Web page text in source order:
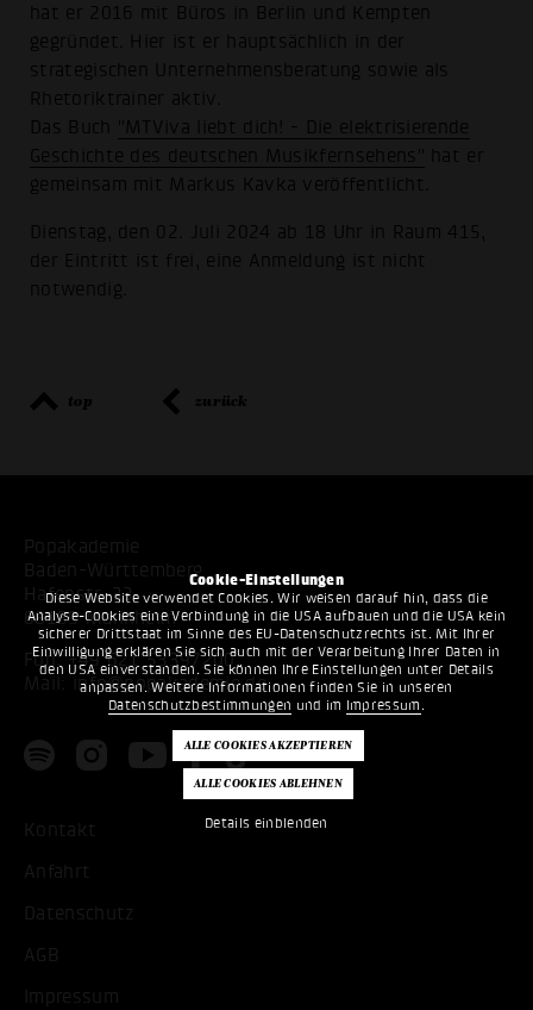
Cookie-Einstellungen
Diese Website verwendet Cookies. Wir weisen darauf hin, dass die
Analyse-Cookies eine Verbindung in die USA aufbauen und die USA kein
sicherer Drittstaat im Sinne des EU-Datenschutzrechts ist. Mit Ihrer
Einwilligung erklären Sie sich auch mit der Verarbeitung Ihrer Daten in
den USA einverstanden. Sie können Ihre Einstellungen unter Details
anpassen. Weitere Informationen finden Sie in unseren
Datenschutzbestimmungen und im Impressum .
Details einblenden
hat er 2016 mit Büros in Berlin und Kempten
gegründet. Hier ist er hauptsächlich in der
strategischen Unternehmensberatung sowie als
Rhetoriktrainer aktiv.
Das Buch
"MTViva liebt dich! - Die elektrisierende
Geschichte des deutschen Musikfernsehens" hat er
gemeinsam mit Markus Kavka veröffentlicht.
Dienstag, den 02. Juli 2024 ab 18 Uhr in Raum 415,
der Eintritt ist frei, eine Anmeldung ist nicht
notwendig.
top zurück
Popakademie
Baden-Württemberg
Hafenstr. 33
68159 Mannheim
Fon:+49 621 53397200
Mail:
info@popakademie.de
Kontakt
Anfahrt
Datenschutz
AGB
Impressum